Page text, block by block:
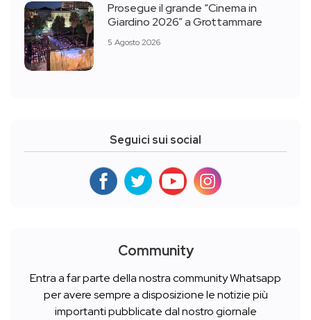
Prosegue il grande “Cinema in
Giardino 2026” a Grottammare
5 Agosto 2026
Seguici sui social
Community
Entra a far parte della nostra community Whatsapp
per avere sempre a disposizione le notizie più
importanti pubblicate dal nostro giornale